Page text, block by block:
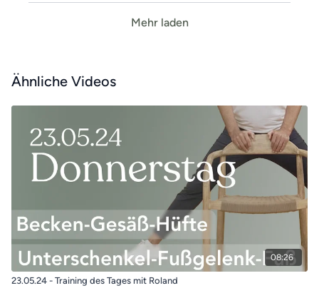
Mehr laden
Ähnliche Videos
08:26
23.05.24 - Training des Tages mit Roland